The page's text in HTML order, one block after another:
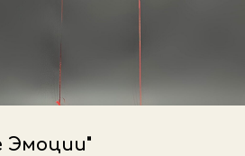
Эмоции"